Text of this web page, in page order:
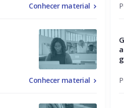
Conhecer material
Conhecer material